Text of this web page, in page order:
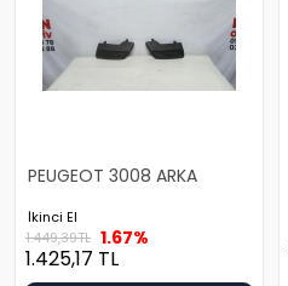
PEUGEOT 3008 ARKA
İkinci El
1.449,39TL 1.67%
1.425,17 TL